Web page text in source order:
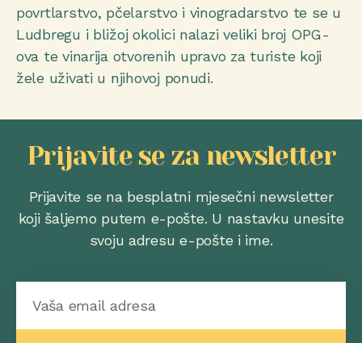
povrtlarstvo, pčelarstvo i vinogradarstvo te se u
Ludbregu i bližoj okolici nalazi veliki broj OPG-
ova te vinarija otvorenih upravo za turiste koji
žele uživati u njihovoj ponudi.
Prijavite se za newsletter
Prijavite se na besplatni mjesečni newsletter
koji šaljemo putem e-pošte. U nastavku unesite
svoju adresu e-pošte i ime.